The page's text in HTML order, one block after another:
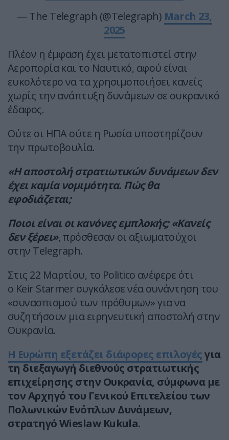
— The Telegraph (@Telegraph) March 23,
2025
Πλέον η έμφαση έχει μετατοπιστεί στην
Αεροπορία και το Ναυτικό, αφού είναι
ευκολότερο να τα χρησιμοποιήσει κανείς
χωρίς την ανάπτυξη δυνάμεων σε ουκρανικό
έδαφος.
Ούτε οι ΗΠΑ ούτε η Ρωσία υποστηρίζουν
την πρωτοβουλία.
«Η αποστολή στρατιωτικών δυνάμεων δεν
έχει καμία νομιμότητα. Πώς θα
εφοδιάζεται;
Ποιοι είναι οι κανόνες εμπλοκής; «Κανείς
δεν ξέρει», πρόσθεσαν οι αξιωματούχοι
στην Telegraph.
Στις 22 Μαρτίου, το Politico ανέφερε ότι
ο Keir Starmer συγκάλεσε νέα συνάντηση του
«συνασπισμού των πρόθυμων» για να
συζητήσουν μια ειρηνευτική αποστολή στην
Ουκρανία.
Η Ευρώπη εξετάζει διάφορες επιλογέςγια
τη διεξαγωγή διεθνούς στρατιωτικής
επιχείρησης στην Ουκρανία, σύμφωνα με
τον Αρχηγό του Γενικού Επιτελείου των
Πολωνικών Ενόπλων Δυνάμεων,
στρατηγό Wieslaw Kukula.